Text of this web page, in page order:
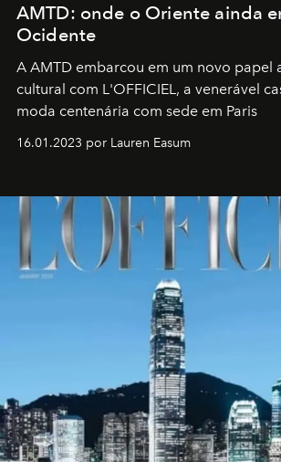
AMTD: onde o Oriente ainda
Ocidente
A AMTD embarcou em um novo papel
cultural com L'OFFICIEL, a venerável
moda centenária com sede em Paris
16.01.2023 por Lauren Easum